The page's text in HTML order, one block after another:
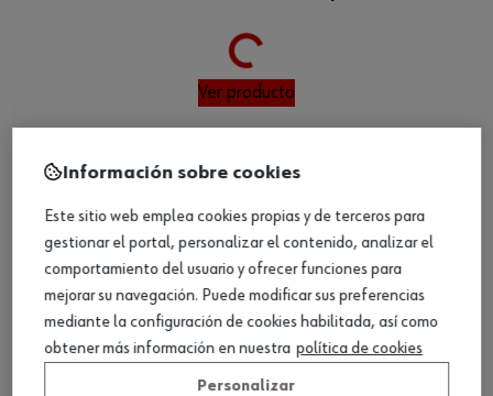
Ver producto
Información sobre cookies
Este sitio web emplea cookies propias y de terceros para
gestionar el portal, personalizar el contenido, analizar el
comportamiento del usuario y ofrecer funciones para
mejorar su navegación. Puede modificar sus preferencias
mediante la configuración de cookies habilitada, así como
obtener más información en nuestra política de cookies
Personalizar